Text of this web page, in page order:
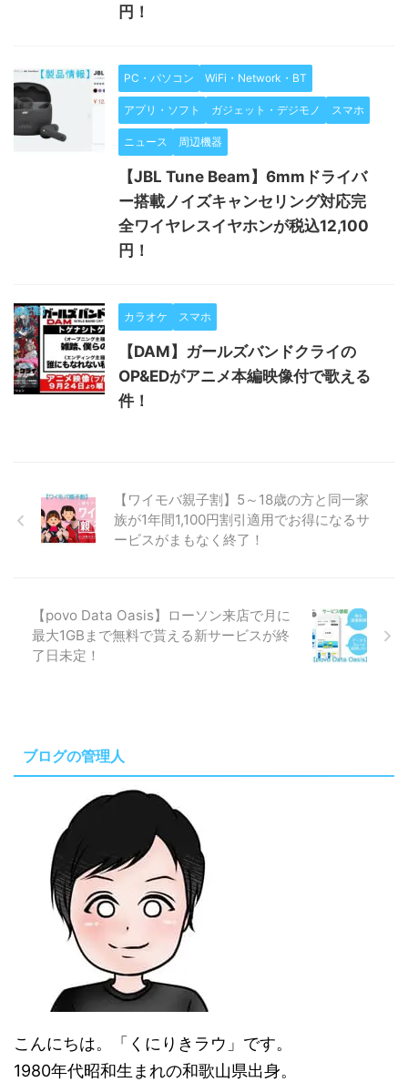
円！
PC・パソコン WiFi・Network・BT
アプリ・ソフト ガジェット・デジモノ スマホ
ニュース 周辺機器
【JBL Tune Beam】6mmドライバ
ー搭載ノイズキャンセリング対応完
全ワイヤレスイヤホンが税込12,100
円！
カラオケ スマホ
【DAM】ガールズバンドクライの
OP&EDがアニメ本編映像付で歌える
件！
【ワイモバ親子割】5～18歳の方と同一家
族が1年間1,100円割引適用でお得になるサ
ービスがまもなく終了！
【povo Data Oasis】ローソン来店で月に
最大1GBまで無料で貰える新サービスが終
了日未定！
ブログの管理人
こんにちは。「くにりきラウ」です。
1980年代昭和生まれの和歌山県出身。